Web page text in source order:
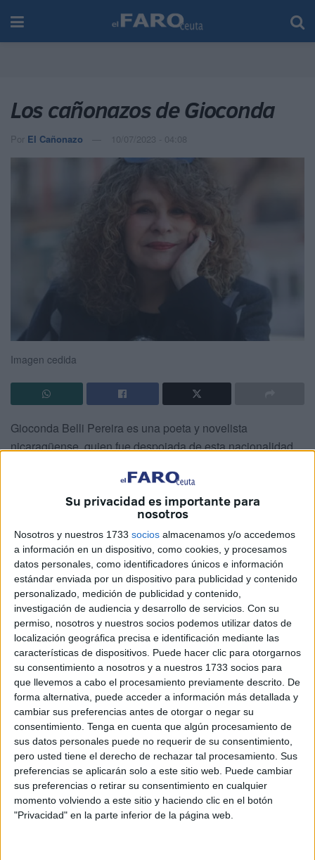
Su privacidad es importante para
nosotros
Nosotros y nuestros 1733 socios almacenamos y/o accedemos
a información en un dispositivo, como cookies, y procesamos
datos personales, como identificadores únicos e información
estándar enviada por un dispositivo para publicidad y contenido
personalizado, medición de publicidad y contenido,
investigación de audiencia y desarrollo de servicios. Con su
permiso, nosotros y nuestros socios podemos utilizar datos de
localización geográfica precisa e identificación mediante las
características de dispositivos. Puede hacer clic para otorgarnos
su consentimiento a nosotros y a nuestros 1733 socios para
que llevemos a cabo el procesamiento previamente descrito. De
forma alternativa, puede acceder a información más detallada y
cambiar sus preferencias antes de otorgar o negar su
consentimiento. Tenga en cuenta que algún procesamiento de
sus datos personales puede no requerir de su consentimiento,
pero usted tiene el derecho de rechazar tal procesamiento. Sus
preferencias se aplicarán solo a este sitio web. Puede cambiar
sus preferencias o retirar su consentimiento en cualquier
momento volviendo a este sitio y haciendo clic en el botón
"Privacidad" en la parte inferior de la página web.
Los cañonazos de Gioconda
Por El Cañonazo 10/07/2023 - 04:08
Imagen cedida
Gioconda Belli Pereira es una poeta y novelista
nicaragüense, quien fue despojada de esta nacionalidad
Sobre la grama, abordó sin tapujos el cuerpo y la
sexualidad femenina.
Pero este CAÑONAZO está dedicado a su lucha, a su
resistencia como mujer y como ciudadana, a sus ideales y
a la protesta contra las mismas ideas que ella había
defendido en Nicaragua cuando la revolución sandinista.
El poema ‘Si eres una mujer fuerte’ es una salva de
cañonazos para ponerse en pie cuando debemos de
luchar por reivindicar la dignidad arrebatada.
Yo, siguiendo esa declaración de principios hago esta
declaración de principios para no perderme en la
oscuridad de la noche.
Si eres una persona fuerte
Prepárate para la batalla:
Aprende a estar solo,